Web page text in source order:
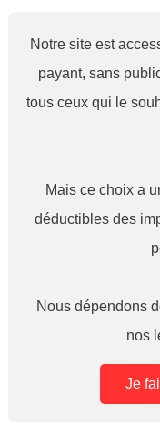
Notre site est
payant, sans
tous ceux qui le
Mais ce choix a
déductibles des
Nous dépendons
nos
Je